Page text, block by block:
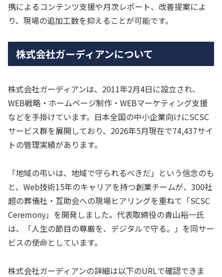
携によるコンテンツ支援や月次レポート、改善提案によ
り、現場の追加工数を抑えることが可能です。
株式会社ガーディアンについて
株式会社ガーディアンは、2011年2月4日に設立され、
WEB戦略・ホームページ制作・WEBマーケティング支援
などを手掛けています。日本全国の中小企業向けにSCSC
サービス群を展開しており、2026年5月現在で74,437サイ
トの管理実績があります。
「地域の弔いは、地域で守られるべきだ」という信念のも
と、Web技術15年のキャリアを持つ創業チームが、300社
超の葬儀社・互助会への現場ヒアリングを重ねて「SCSC
Ceremony」を開発しました。代表取締役の青山裕一氏
は、「人生の節目の尊厳を、デジタルで守る。」を同サー
ビスの使命としています。
株式会社ガーディアンの詳細は以下のURLで確認できま